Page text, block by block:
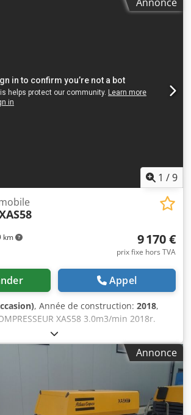
: 7 bars ; année de fabrication : 2015 ;
1 /9
km 9 170 €
prix fixe hors TVA
Appel
, Année de construction: 2018,
XAS58 3.0m3/min 2018r.
ATLAS COPCO XAS 58 machine après
techniques : capacité 3,00 m3/min ;
7 Bar ; année de fabrication 2018 ;
kilométrage 681h !!! Cjdpotyk Svjfx Anveha
opérationnel prix net : 39500 zł
zł Vous trouverez ci-dessous un lien vers
le fonctionnement de la machine.
Annonce